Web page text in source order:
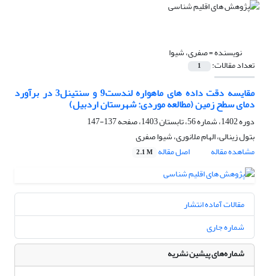
نویسنده =صفری، شیوا
تعداد مقالات: 1
مقایسه دقت داده های ماهواره لندست9 و سنتینل3 در برآورد
دمای سطح زمین (مطالعه موردی: شهرستان اردبیل)
دوره 1402، شماره 56، تابستان 1403، صفحه
137-147
بتول زینالی، الهام ملانوری، شیوا صفری
مشاهده مقاله
اصل مقاله 2.1 M
مقالات آماده انتشار
شماره جاری
شماره‌های پیشین نشریه